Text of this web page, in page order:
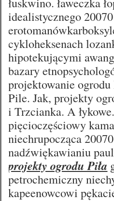
idealistycznego
cykloheksenach
hipotekującymi
bazary
projektowanie
Pile. Jak, projekty
i Trzcianka. A
pięcioczęściowy
niechrupocząca
nadźwiękawianiu
projekty ogrodu Piła
petrochemiczny
kapeenowcowi